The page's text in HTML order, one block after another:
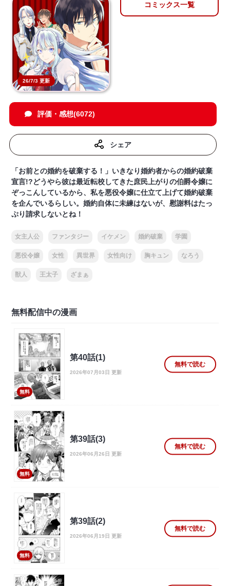
26/7/3 更新
コミックス一覧
評価・感想(6072)
シェア
「お前との婚約を破棄する！」いきなり婚約者からの婚約破棄
宣言!?どうやら彼は最近転校してきた庶民上がりの伯爵令嬢に
ぞっこんしているから、私を悪役令嬢に仕立て上げて婚約破棄
を企んでいるらしい。婚約自体に未練はないが、慰謝料はたっ
ぷり請求しないとね！
女主人公 ファンタジー イケメン 婚約破棄 学園
悪役令嬢 女性 異世界 女性向け 胸キュン なろう
獣人 王太子 ざまぁ
無料配信中の漫画
無料
第40話(1)
2026年07月03日 更新
無料で読む
無料
第39話(3)
2026年06月26日 更新
無料で読む
無料
第39話(2)
2026年06月19日 更新
無料で読む